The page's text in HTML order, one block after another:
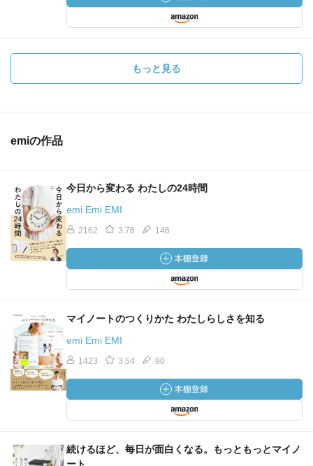
もっと見る
emiの作品
今日から変わる わたしの24時間
emi Emi EMI
2162 3.76 146
マイノートのつくりかた わたしらしさを知る
emi Emi EMI
1423 3.54 90
続けるほど、毎日が面白くなる。もっともっとマイノ